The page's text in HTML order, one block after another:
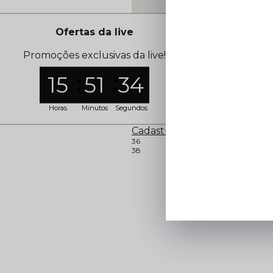
Cadastre-se para ver o preço
36
38
Ofertas da live
Promoções exclusivas da live!
15
Horas
51
Minutos
34
Segundos